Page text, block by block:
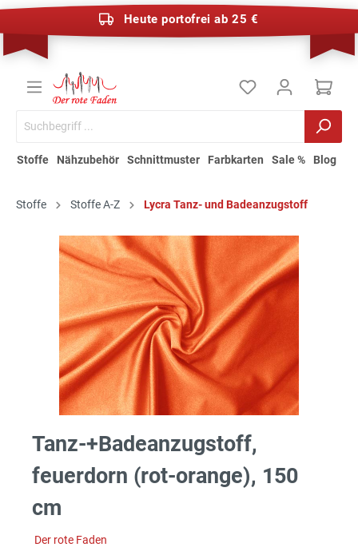
Heute portofrei ab 25 €
Stoffe Nähzubehör Schnittmuster Farbkarten Sale % Blog
Stoffe Stoffe A-Z Lycra Tanz- und Badeanzugstoff
Tanz-+Badeanzugstoff,
feuerdorn (rot-orange), 150
cm
Der rote Faden